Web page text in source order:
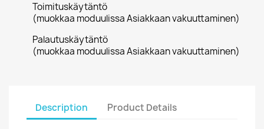
Toimituskäytäntö
(muokkaa moduulissa Asiakkaan vakuuttaminen)
Palautuskäytäntö
(muokkaa moduulissa Asiakkaan vakuuttaminen)
Description Product Details